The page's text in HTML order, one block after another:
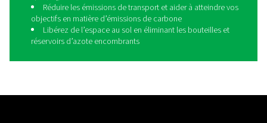
Une pression élevéepour suivre le rythme des
fibre haute puissance actuels
La bonne puretépour éviter l’oxydation et
qualité des bords